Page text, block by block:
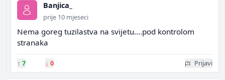
Banjica_
prije 10 mjeseci
Nema goreg tuzilastva na svijetu....pod kontrolom
stranaka
↑ 7 ↓ 0 Prijavi